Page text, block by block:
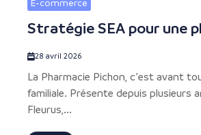
E-commerce
Stratégie SEA pour une
28 avril 2026
La Pharmacie Pichon, c’est avant
familiale. Présente depuis plusieurs
Fleurus,...